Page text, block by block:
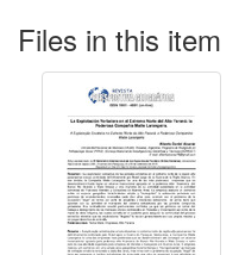
Files in this item